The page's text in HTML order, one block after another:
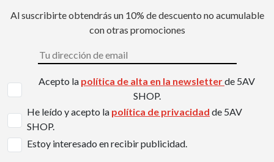
Al suscribirte obtendrás un 10% de descuento no acumulable
con otras promociones
Acepto la política de alta en la newsletterde 5AV
SHOP.
He leído y acepto la política de privacidad de 5AV
SHOP.
Estoy interesado en recibir publicidad.